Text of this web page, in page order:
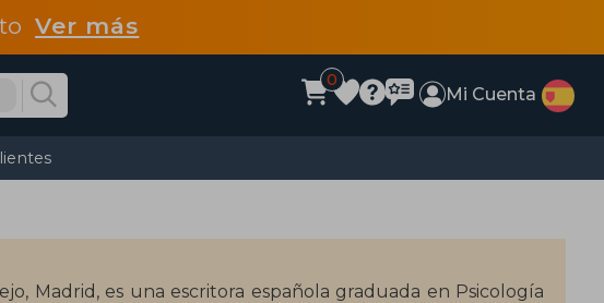
Ver más
0
Mi Cuenta
Madrid, es una escritora española graduada en Psicología